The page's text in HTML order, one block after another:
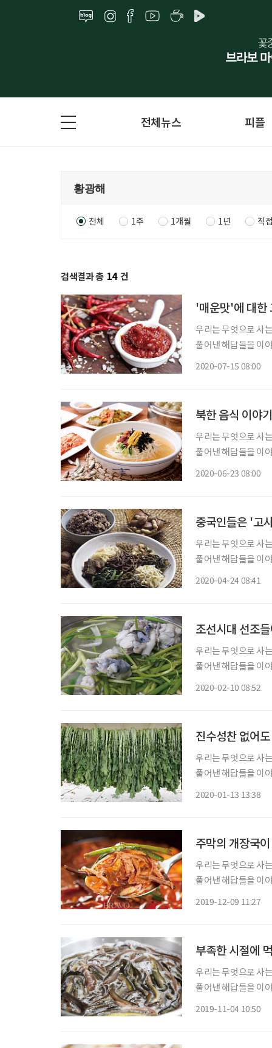
전체뉴스 피플
전체 1주 1개월 1년 직
검색결과 총 14 건
'매운맛'에 대한
우리는 무엇으로 사
풀어낸 해답들을 이
2020-07-15 08:00
북한 음식 이야기
우리는 무엇으로 사
풀어낸 해답들을 이
2020-06-23 08:00
중국인들은 '고
우리는 무엇으로 사
풀어낸 해답들을 이
2020-04-24 08:41
조선시대 선조
우리는 무엇으로 사
풀어낸 해답들을 이
2020-02-10 08:52
진수성찬 없어
우리는 무엇으로 사
풀어낸 해답들을 이
2020-01-13 13:38
주막의 개장국
우리는 무엇으로 사
풀어낸 해답들을 이
2019-12-09 11:27
부족한 시절에
우리는 무엇으로 사
풀어낸 해답들을 이
2019-11-04 10:50